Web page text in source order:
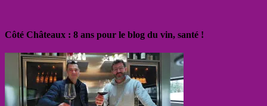
Côté Châteaux : 8 ans pour le blog du vin, santé !